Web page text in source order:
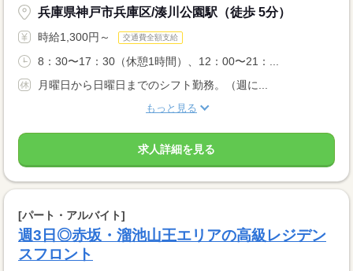
兵庫県神戸市兵庫区/湊川公園駅（徒歩 5分）
時給1,300円～ 交通費全額支給
8：30〜17：30（休憩1時間）、12：00〜21：...
月曜日から日曜日までのシフト勤務。（週に...
もっと見る
求人詳細を見る
[パート・アルバイト]
週3日◎赤坂・溜池山王エリアの高級レジデン
スフロント